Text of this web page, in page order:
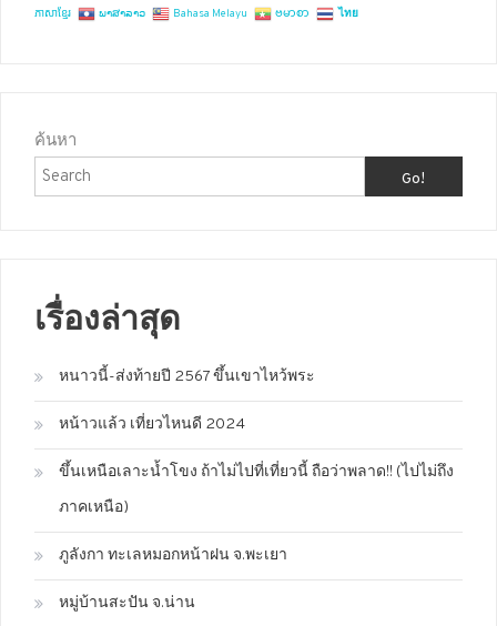
ភាសាខ្មែរ ພາສາລາວ Bahasa Melayu ဗမာစာ ไทย
ค้นหา
Go!
เรื่องล่าสุด
หนาวนี้-ส่งท้ายปี 2567 ขึ้นเขาไหว้พระ
หน้าวแล้ว เที่ยวไหนดี 2024
ขึ้นเหนือเลาะน้ำโขง ถ้าไม่ไปที่เที่ยวนี้ ถือว่าพลาด!! (ไปไม่ถึง
ภาคเหนือ)
ภูลังกา ทะเลหมอกหน้าฝน จ.พะเยา
หมู่บ้านสะปัน จ.น่าน